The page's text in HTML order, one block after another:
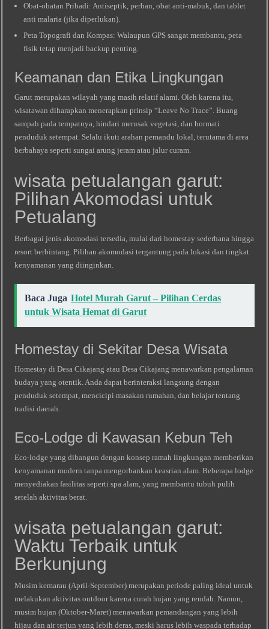
Obat-obatan Pribadi: Antiseptik, perban, obat anti-mabuk, dan tablet
anti malaria (jika diperlukan).
Peta Topografi dan Kompas: Walaupun GPS sangat membantu, peta
fisik tetap menjadi backup penting.
Keamanan dan Etika Lingkungan
Garut merupakan wilayah yang masih relatif alami. Oleh karena itu,
wisatawan diharapkan menerapkan prinsip “Leave No Trace”. Buang
sampah pada tempatnya, hindari merusak vegetasi, dan hormati
penduduk setempat. Selalu ikuti arahan pemandu lokal, terutama di area
berbahaya seperti sungai arung jeram atau jalur curam.
wisata petualangan garut:
Pilihan Akomodasi untuk
Petualang
Berbagai jenis akomodasi tersedia, mulai dari homestay sederhana hingga
resort berbintang. Pilihan akomodasi tergantung pada lokasi dan tingkat
kenyamanan yang diinginkan.
Baca Juga Hotel Murah Garut – Pilihan Cerdas
untuk Wisata Hemat di Garut
Homestay di Sekitar Desa Wisata
Homestay di Desa Cikajang atau Desa Cikajang menawarkan pengalaman
budaya yang otentik. Anda dapat berinteraksi langsung dengan
penduduk setempat, mencicipi masakan rumahan, dan belajar tentang
tradisi daerah.
Eco‑Lodge di Kawasan Kebun Teh
Eco‑lodge yang dibangun dengan konsep ramah lingkungan memberikan
kenyamanan modern tanpa mengorbankan keasrian alam. Beberapa lodge
menyediakan fasilitas seperti spa alam, yang membantu tubuh pulih
setelah aktivitas berat.
wisata petualangan garut:
Waktu Terbaik untuk
Berkunjung
Musim kemarau (April‑September) merupakan periode paling ideal untuk
melakukan aktivitas outdoor karena curah hujan yang rendah. Namun,
musim hujan (Oktober‑Maret) menawarkan pemandangan yang lebih
hijau dan air terjun yang lebih deras, meski harus lebih waspada terhadap